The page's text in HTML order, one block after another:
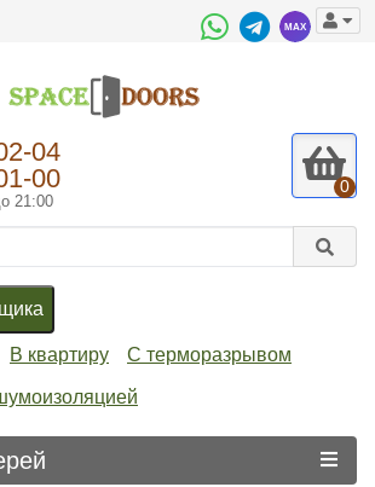
04
00
21:00
0
В квартиру С терморазрывом